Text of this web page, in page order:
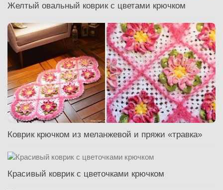
Желтый овальный коврик с цветами крючком
Коврик крючком из меланжевой и пряжи «травка»
Красивый коврик с цветочками крючком